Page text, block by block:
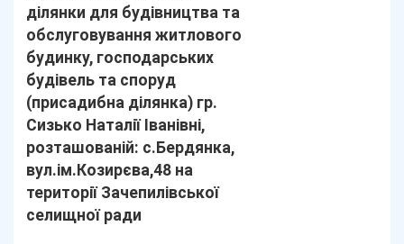
ділянки для будівництва та
обслуговування житлового
будинку, господарських
будівель та споруд
(присадибна ділянка) гр.
Сизько Наталії Іванівні,
розташованій: с.Бердянка,
вул.ім.Козирєва,48 на
території Зачепилівської
селищної ради